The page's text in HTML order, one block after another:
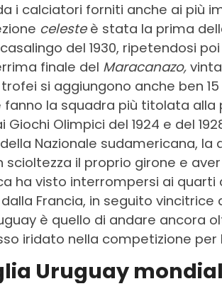
i calciatori forniti anche ai più
celesteè stata la prima
del 1930, ripetendosi
finale del Maracanazo,
si aggiungono anche ben
fanno la squadra più titolata alla
Giochi Olimpici del 1924 e del
Nazionale sudamericana, la
scioltezza il proprio girone e
ha visto interrompersi ai
Francia, in seguito
è quello di andare ancora
iridato nella competizione per
Uruguay